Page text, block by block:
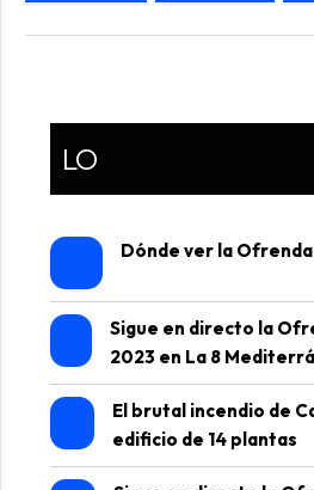
LO
Dónde ver la
Sigue en directo la
2023 en La 8
El brutal incendio de
edificio de 14 plantas